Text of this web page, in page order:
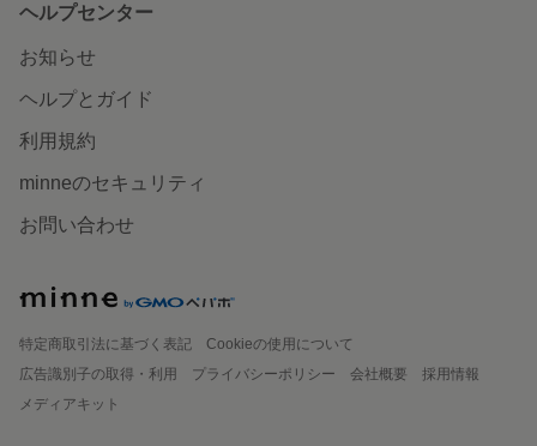
ヘルプセンター
お知らせ
ヘルプとガイド
利用規約
minneのセキュリティ
お問い合わせ
特定商取引法に基づく表記
Cookieの使用について
広告識別子の取得・利用
プライバシーポリシー 会社概要
採用情報
メディアキット